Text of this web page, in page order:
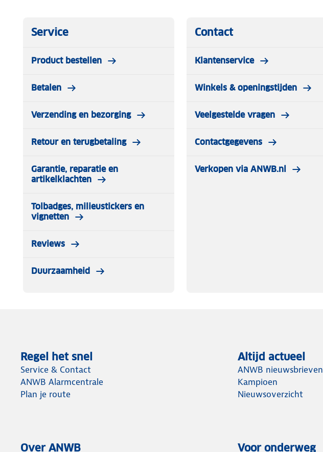
Service
Product bestellen
Betalen
Verzending en bezorging
Retour en terugbetaling
Garantie, reparatie en
artikelklachten
Tolbadges, milieustickers en
vignetten
Reviews
Duurzaamheid
Contact
Klantenservice
Winkels & openingstijden
Veelgestelde vragen
Contactgegevens
Verkopen via ANWB.nl
Regel het snel
Service & Contact
ANWB Alarmcentrale
Plan je route
Altijd actueel
ANWB nieuwsbrieven
Kampioen
Nieuwsoverzicht
Over ANWB Voor onderweg